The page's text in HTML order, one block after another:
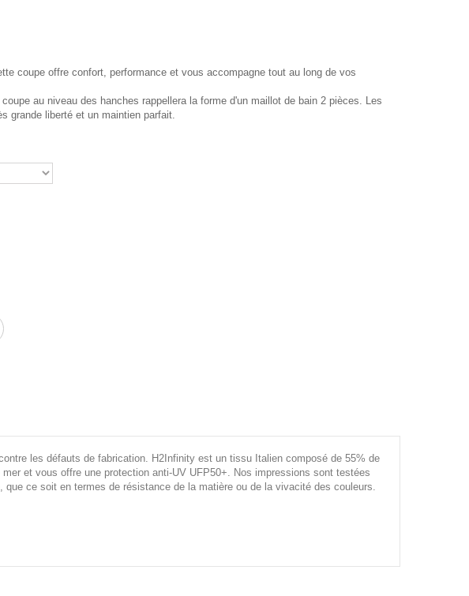
coupe offre confort, performance et vous accompagne tout au long de vos
au niveau des hanches rappellera la forme d'un maillot de bain 2 pièces. Les
grande liberté et un maintien parfait.
les défauts de fabrication. H2Infinity est un tissu Italien composé de 55% de
et vous offre une protection anti-UV UFP50+. Nos impressions sont testées
ce soit en termes de résistance de la matière ou de la vivacité des couleurs.